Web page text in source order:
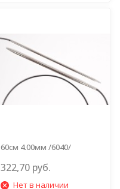
60см 4.00мм /6040/
322,70 руб.
Нет в наличии